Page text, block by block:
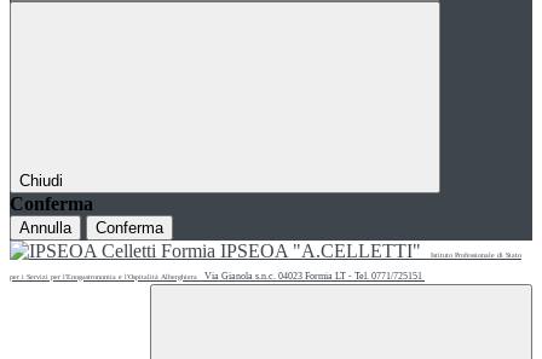
Chiudi
Conferma
Annulla Conferma
IPSEOA "A.CELLETTI" Istituto Professionale di Stato
per i Servizi per l'Enogastronomia e l'Ospitalità Alberghiera Via Gianola s.n.c. 04023 Formia LT - Tel. 0771/725151